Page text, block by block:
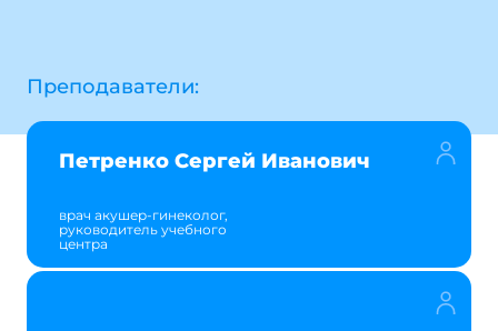
Преподаватели:
Петренко Сергей Иванович
врач акушер-гинеколог,
руководитель учебного
центра